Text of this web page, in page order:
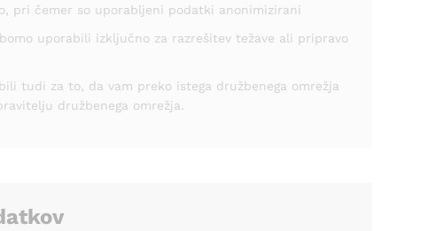
pri čemer so uporabljeni podatki anonimizirani
uporabili izključno za razrešitev težave ali pripravo
tudi za to, da vam preko istega družbenega omrežja
družbenega omrežja.